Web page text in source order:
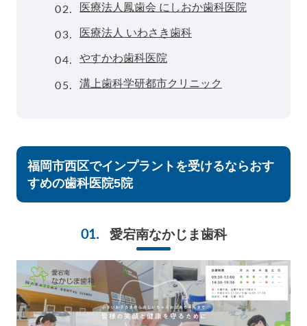
02. 医療法人鳳歯会 にしおか歯科医院
03. 医療法人 いわさき歯科
04. やすかわ歯科医院
05. 溝上歯科学研都市クリニック
福岡市西区でインプラントを受けるならおす
すめの歯科医院5院
愛宕南なかじま歯科